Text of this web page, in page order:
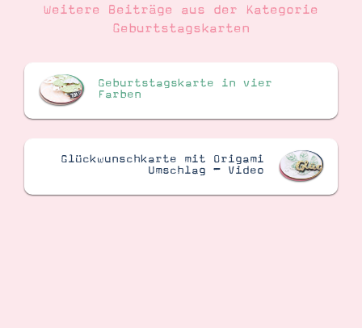
Weitere Beiträge aus der Kategorie
Geburtstagskarten
Geburtstagskarte in vier
Farben
Glückwunschkarte mit Origami
Umschlag – Video